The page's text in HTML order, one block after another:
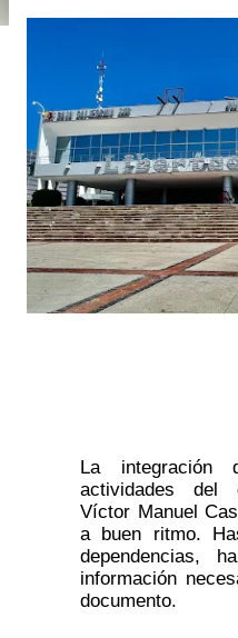
La integración
actividades del
Víctor Manuel
a buen ritmo.
dependencias,
información
documento.